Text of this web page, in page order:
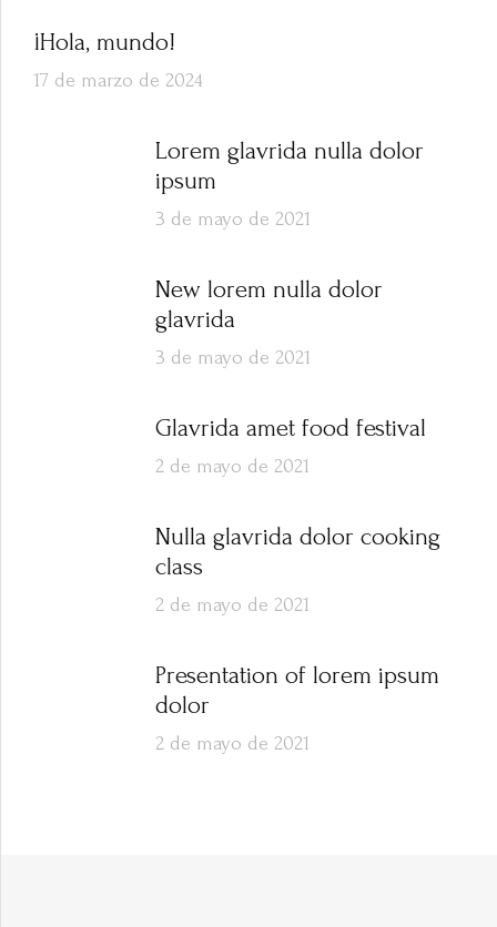
¡Hola, mundo!
17 de marzo de 2024
Lorem glavrida nulla dolor
ipsum
3 de mayo de 2021
New lorem nulla dolor
glavrida
3 de mayo de 2021
Glavrida amet food festival
2 de mayo de 2021
Nulla glavrida dolor cooking
class
2 de mayo de 2021
Presentation of lorem ipsum
dolor
2 de mayo de 2021